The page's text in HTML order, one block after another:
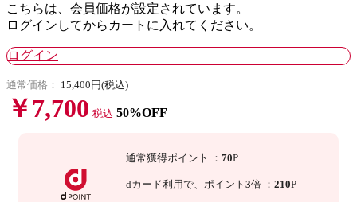
こちらは、会員価格が設定されています。
ログインしてからカートに入れてください。
ログイン
通常価格： 15,400円(税込)
￥7,700 税込 50%OFF
通常獲得ポイント ： 70P
dカード利用で、 ポイント 3倍 ： 210P